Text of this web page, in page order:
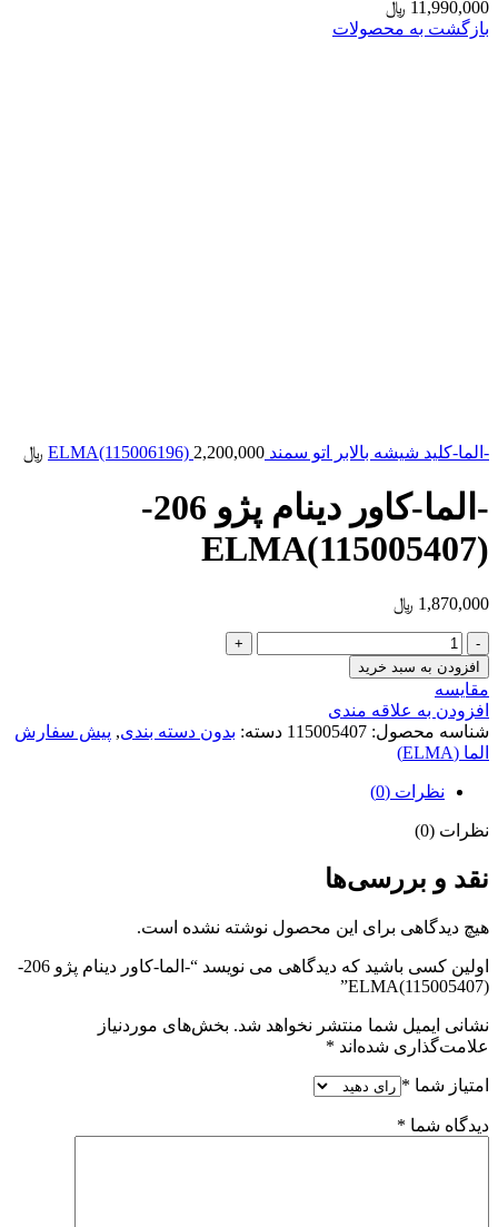
11,990,000 ﷼
بازگشت به محصولات
-الما-کلید شیشه بالابر اتو سمند ELMA(115006196) 2,200,000 ﷼
-الما-کاور دینام پژو 206-
ELMA(115005407)
1,870,000 ﷼
-الما-
کاور
دینام
پژو
206-
ELMA(115005407)
عدد
افزودن به سبد خرید
مقایسه
افزودن به علاقه مندی
شناسه محصول: 115005407 دسته: بدون دسته بندی, پیش سفارش
الما (ELMA)
نظرات (0)
نظرات (0)
نقد و بررسی‌ها
هیچ دیدگاهی برای این محصول نوشته نشده است.
اولین کسی باشید که دیدگاهی می نویسد “-الما-کاور دینام پژو 206-
ELMA(115005407)”
نشانی ایمیل شما منتشر نخواهد شد. بخش‌های موردنیاز
علامت‌گذاری شده‌اند *
امتیاز شما *
دیدگاه شما *